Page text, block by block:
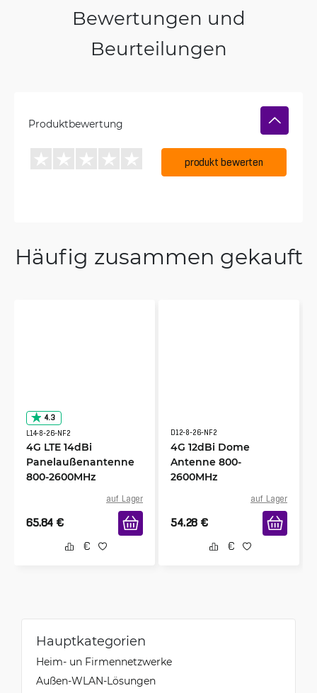
Bewertungen und
Beurteilungen
Produktbewertung
produkt bewerten
Häufig zusammen gekauft
4.3
L14-8-26-NF2
4G LTE 14dBi
Panelaußenantenne
800-2600MHz
auf Lager
65.84 €
D12-8-26-NF2
4G 12dBi Dome
Antenne 800-
2600MHz
auf Lager
54.28 €
Hauptkategorien
Heim- un Firmennetzwerke
Außen-WLAN-Lösungen